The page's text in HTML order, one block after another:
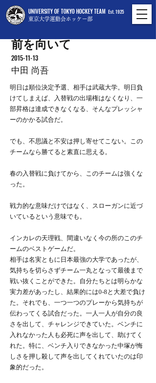
UNIVERSITY OF TOKYO HOCKEY TEAM
東京大学運動会ホッケー部
Est. 1925
前を向いて
2015-11-13
中田 尚吾
明日は順位決定予選、相手は武蔵大学。明日負
けてしまえば、入替戦の出場権はなくなり、一
部昇格は達成できなくなる、そんなプレッシャ
ーのかかる試合だ。
でも、不思議と不安は押し寄せてこない。この
チームなら勝てると素直に思える。
春の入替戦に負けてから、このチームは強くな
った。
戦力的な意味だけではなく、スローガンに近づ
いているという意味でも。
インカレの天理戦、間違いなく今の所のこのチ
ームのベストゲームだ。
相手は名実ともに日本最強の大学であったが、
気持ちを切らさずチーム一丸となって最後まで
戦い抜くことができた。自分たちとは明らかな
実力差があったし、結果的には0-8と大差で負け
た。それでも、一つ一つのプレーから気持ちが
伝わってくる試合だった。一人一人が自分の良
さを出して、チャレンジできていた。ベンチに
入れなかった人も必死に声を出して、助けてく
れた。特に、ベンチ入りできなかった中塚が悔
しさを押し殺して声を出してくれていたのは印
象的だった。